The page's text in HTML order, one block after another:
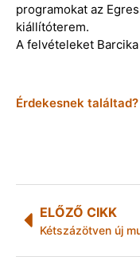
programokat az
kiállítóterem.
A felvételeket
Érdekesnek
ELŐZŐ CIKK